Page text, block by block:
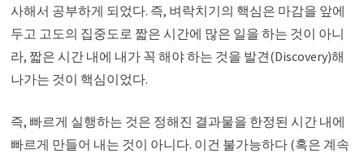
사해서 공부하게 되었다. 즉, 벼락치기의 핵심은 마감을 앞에
두고 고도의 집중도로 짧은 시간에 많은 일을 하는 것이 아니
라, 짧은 시간 내에 내가 꼭 해야 하는 것을 발견(Discovery)해
나가는 것이 핵심이었다.
즉, 빠르게 실행하는 것은 정해진 결과물을 한정된 시간 내에
빠르게 만들어 내는 것이 아니다. 이건 불가능하다 (혹은 계속